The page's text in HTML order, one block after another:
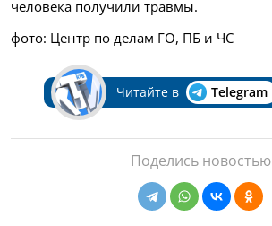
человека получили травмы.
фото: Центр по делам ГО, ПБ и ЧС
Читайте в Telegram
Поделись новостью